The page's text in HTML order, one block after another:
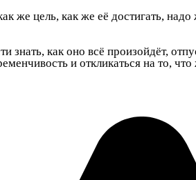
же цель, как же её достигать,
знать, как оно всё произойдёт,
и откликаться на то,